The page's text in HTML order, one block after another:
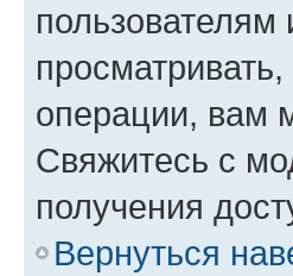
операции, вам
Свяжитесь с
получения
Вернуться